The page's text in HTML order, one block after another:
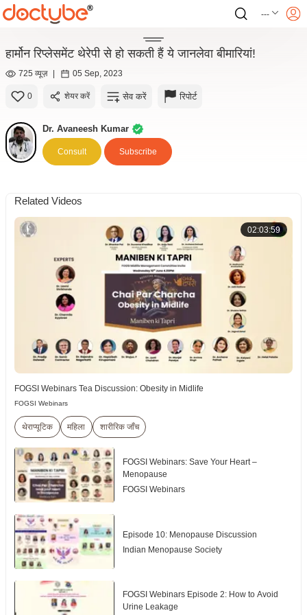
---
हार्मोन रिप्लेसमेंट थेरेपी से हो सकती हैं ये जानलेवा बीमारियां!
725 व्यूज़ | 05 Sep, 2023
0 शेयर करें सेव करें रिपोर्ट
Dr. Avaneesh Kumar
Consult Subscribe
Related Videos
02:03:59
FOGSI Webinars Tea Discussion: Obesity in Midlife
FOGSI Webinars
थेराप्यूटिक महिला शारीरिक जाँच
FOGSI Webinars: Save Your Heart –
Menopause
FOGSI Webinars
Episode 10: Menopause Discussion
Indian Menopause Society
FOGSI Webinars Episode 2: How to Avoid
Urine Leakage